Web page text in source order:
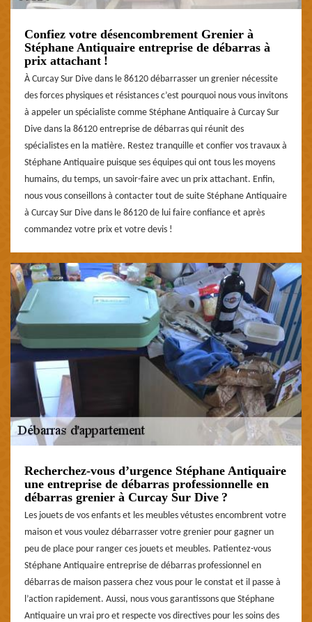
Confiez votre désencombrement Grenier à
Stéphane Antiquaire entreprise de débarras à
prix attachant !
À Curcay Sur Dive dans le 86120 débarrasser un grenier nécessite
des forces physiques et résistances c’est pourquoi nous vous invitons
à appeler un spécialiste comme Stéphane Antiquaire à Curcay Sur
Dive dans la 86120 entreprise de débarras qui réunit des
spécialistes en la matière. Restez tranquille et confier vos travaux à
Stéphane Antiquaire puisque ses équipes qui ont tous les moyens
humains, du temps, un savoir-faire avec un prix attachant. Enfin,
nous vous conseillons à contacter tout de suite Stéphane Antiquaire
à Curcay Sur Dive dans le 86120 de lui faire confiance et après
commandez votre prix et votre devis !
Recherchez-vous d’urgence Stéphane Antiquaire
une entreprise de débarras professionnelle en
débarras grenier à Curcay Sur Dive ?
Les jouets de vos enfants et les meubles vétustes encombrent votre
maison et vous voulez débarrasser votre grenier pour gagner un
peu de place pour ranger ces jouets et meubles. Patientez-vous
Stéphane Antiquaire entreprise de débarras professionnel en
débarras de maison passera chez vous pour le constat et il passe à
l’action rapidement. Aussi, nous vous garantissons que Stéphane
Antiquaire un vrai pro et respecte vos directives pour les soins des